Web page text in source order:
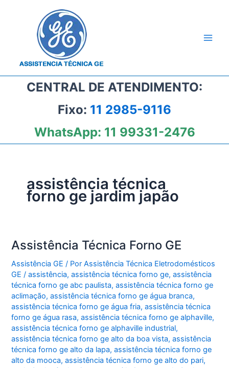
CENTRAL DE ATENDIMENTO:
Fixo: 11 2985-9116
WhatsApp: 11 99331-2476
assistência técnica
forno ge jardim japão
Assistência Técnica Forno GE
Assistência GE / PorAssistência Técnica Eletrodomésticos
GE/assistência,assistência técnica forno ge,assistência
técnica forno ge abc paulista,assistência técnica forno ge
aclimação,assistência técnica forno ge água branca,
assistência técnica forno ge água fria,assistência técnica
forno ge água rasa,assistência técnica forno ge alphaville,
assistência técnica forno ge alphaville industrial,
assistência técnica forno ge alto da boa vista,assistência
técnica forno ge alto da lapa,assistência técnica forno ge
alto da mooca,assistência técnica forno ge alto do pari,